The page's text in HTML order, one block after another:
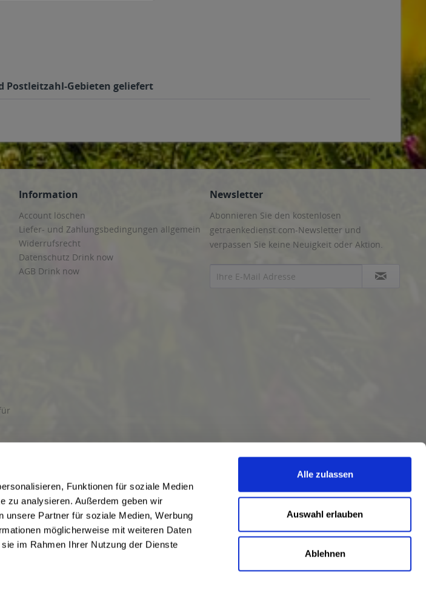
Funktionen für soziale Medien
zu analysieren. Außerdem geben wir
unsere Partner für soziale Medien, Werbung
möglicherweise mit weiteren Daten
im Rahmen Ihrer Nutzung der Dienste
Alle zulassen
Auswahl erlauben
Ablehnen
Postleitzahl-Gebieten geliefert
Information
Account löschen
Liefer- und Zahlungsbedingungen allgemein
Widerrufsrecht
Datenschutz Drink now
AGB Drink now
Newsletter
Abonnieren Sie den kostenlosen
getraenkedienst.com-Newsletter und
verpassen Sie keine Neuigkeit oder Aktion.